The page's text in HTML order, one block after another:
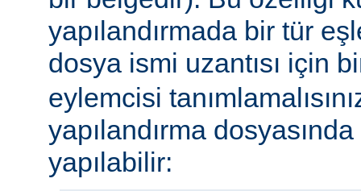
yapılandırmada bir tür
dosya ismi uzantısı için
eylemcisi
yapılandırma
yapılabilir: